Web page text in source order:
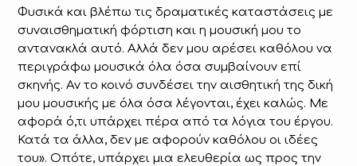
Φυσικά και βλέπω τις δραματικές καταστάσεις με
συναισθηματική φόρτιση και η μουσική μου το
αντανακλά αυτό. Αλλά δεν μου αρέσει καθόλου να
περιγράφω μουσικά όλα όσα συμβαίνουν επί
σκηνής. Αν το κοινό συνδέσει την αισθητική της δική
μου μουσικής με όλα όσα λέγονται, έχει καλώς. Με
αφορά ό,τι υπάρχει πέρα από τα λόγια του έργου.
Κατά τα άλλα, δεν με αφορούν καθόλου οι ιδέες
του». Οπότε, υπάρχει μια ελευθερία ως προς την